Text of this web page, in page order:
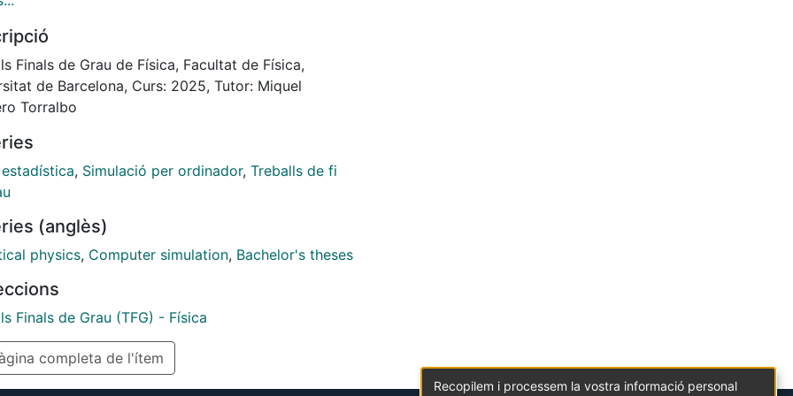
of Effective demand. This is, raising demand of
in the economy boosts its Gross Domestic Product
Moreover, the model is calibrated with Spanish
2019 and 2020 to further enhance its
toolkit by incorporating Statistical
concepts, in order to get Economics closer to
of natural sciences.
Finals de Grau de Física, Facultat de Física,
de Barcelona, Curs: 2025, Tutor: Miquel
Torralbo
, Simulació per ordinador, Treballs de fi
(anglès)
physics, Computer simulation, Bachelor's theses
Finals de Grau (TFG) - Física
completa de l'ítem
Recopilem i processem la vostra informació personal